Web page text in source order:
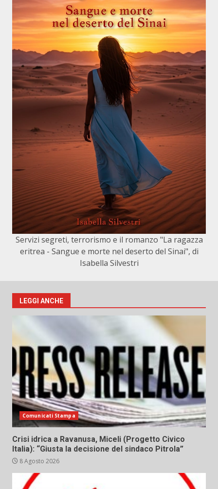
Servizi segreti, terrorismo e il romanzo "La ragazza
eritrea - Sangue e morte nel deserto del Sinai", di
Isabella Silvestri
LEGGI ANCHE
Comunicati Stampa
Crisi idrica a Ravanusa, Miceli (Progetto Civico
Italia): “Giusta la decisione del sindaco Pitrola”
8 Agosto 2026